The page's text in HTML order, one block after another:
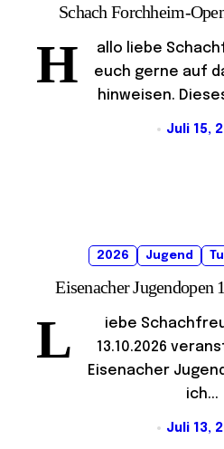
Schach Forchheim-
H
allo liebe
euch gerne auf
hinweisen.
Juli 15,
2026 Jugend
Eisenacher Jugendopen
L
iebe
13.10.2026
Eisenacher
ich...
Juli 13,